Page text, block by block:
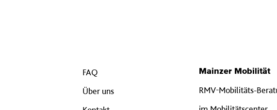
FAQ
Über uns
Mainzer Mobilität
RMV-Mobilitäts-